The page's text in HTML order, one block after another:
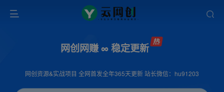
网创网赚 ∞ 稳定更新
网创资源&实战项目 全网首发全年365天更新 站长微信：hu91203